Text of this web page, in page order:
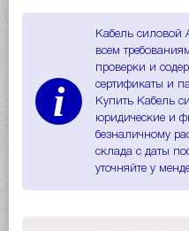
i
Кабель силовой
всем
проверки и
сертификаты и
Купить Кабель
юридические и
безналичному
склада с даты
уточняйте у